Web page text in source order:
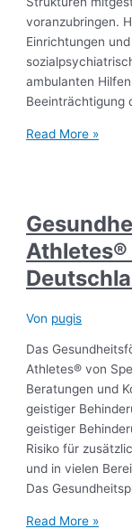
voranzubringen.
Einrichtungen
ambulanten
Beeinträchtigung
Read More »
Athletes®
Von pugis
Das
Athletes® von
Beratungen und
geistiger
geistiger
Risiko für
und in vielen
Das
Read More »